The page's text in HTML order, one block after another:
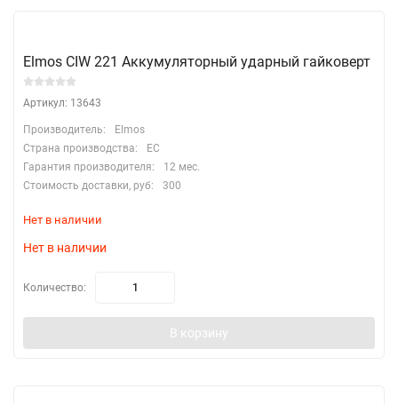
Elmos CIW 221 Аккумуляторный ударный гайковерт
Артикул: 13643
Производитель:
Elmos
Страна производства:
EC
Гарантия производителя:
12 мес.
Стоимость доставки, руб:
300
Нет в наличии
Нет в наличии
Количество:
В корзину